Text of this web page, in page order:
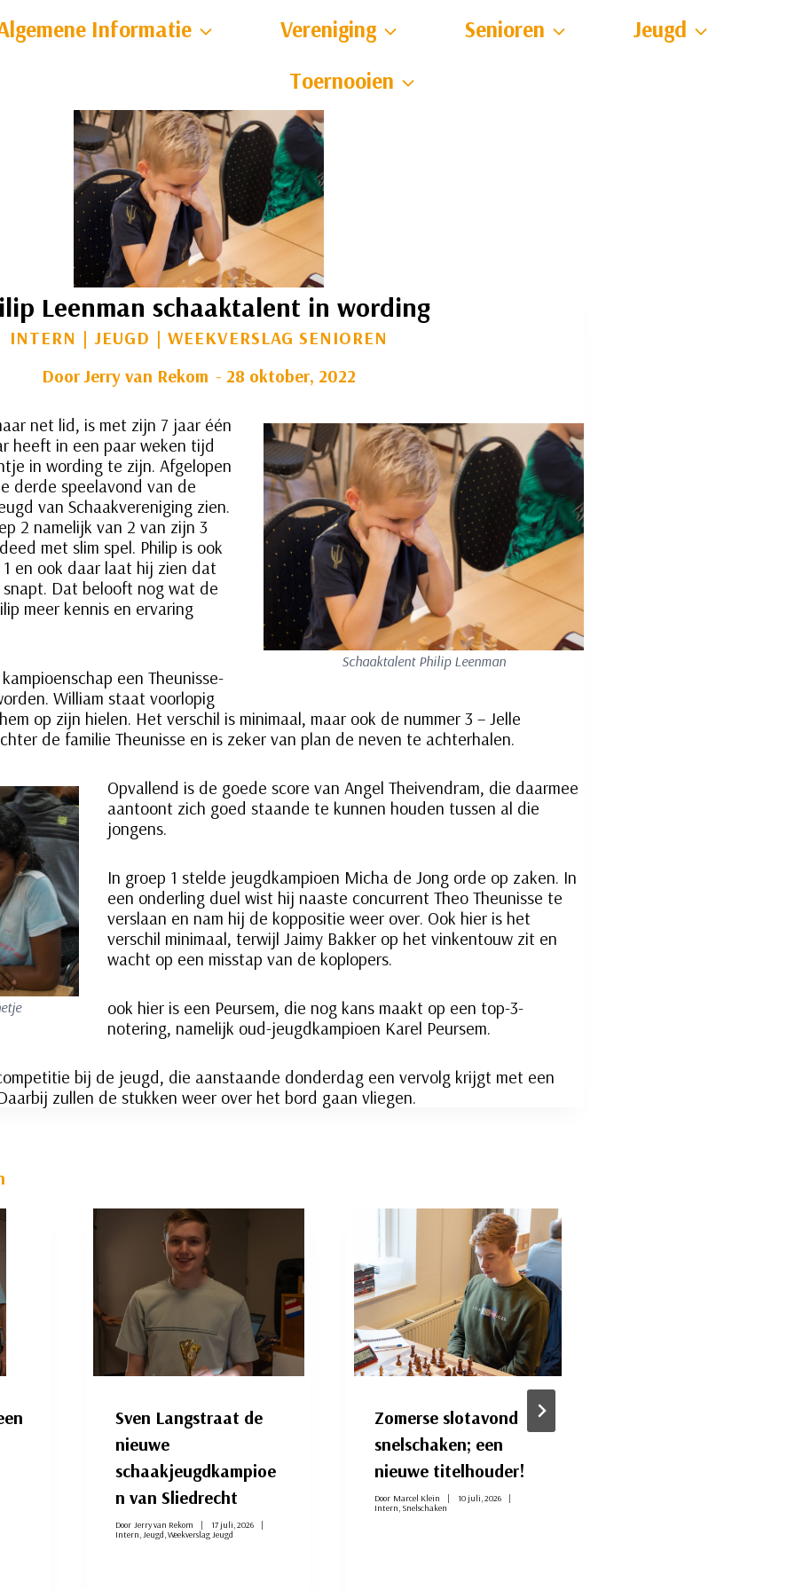
Informatie Vereniging Senioren
Jeugd
Toernooien
Leenman schaaktalent in wording
INTERN | JEUGD | WEEKVERSLAG SENIOREN
DoorJerry van Rekom 28 oktober, 2022
Schaaktalent Philip Leenman
net lid, is met zijn 7 jaar één
heeft in een paar weken tijd
in wording te zijn. Afgelopen
derde speelavond van de
van Schaakvereniging zien.
2 namelijk van 2 van zijn 3
met slim spel. Philip is ook
en ook daar laat hij zien dat
Dat belooft nog wat de
meer kennis en ervaring
een Theunisse-
William staat voorlopig
op zijn hielen. Het verschil is minimaal, maar ook de nummer 3 – Jelle
de familie Theunisse en is zeker van plan de neven te achterhalen.
Opvallend is de goede score van Angel Theivendram, die daarmee
aantoont zich goed staande te kunnen houden tussen al die
jongens.
In groep 1 stelde jeugdkampioen Micha de Jong orde op zaken. In
een onderling duel wist hij naaste concurrent Theo Theunisse te
verslaan en nam hij de koppositie weer over. Ook hier is het
verschil minimaal, terwijl Jaimy Bakker op het vinkentouw zit en
wacht op een misstap van de koplopers.
ook hier is een Peursem, die nog kans maakt op een top-3-
notering, namelijk oud-jeugdkampioen Karel Peursem.
bij de jeugd, die aanstaande donderdag een vervolg krijgt met een
zullen de stukken weer over het bord gaan vliegen.
Sven Langstraat de
nieuwe
schaakjeugdkampioe
n van Sliedrecht
Door Jerry van Rekom
17 juli, 2026
Intern,Jeugd,Weekverslag Jeugd
Zomerse slotavond
snelschaken; een
nieuwe titelhouder!
Door Marcel Klein
10 juli, 2026
Intern, Snelschaken